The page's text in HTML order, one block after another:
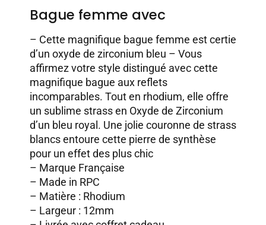
Bague femme avec
– Cette magnifique bague femme est certie
d’un oxyde de zirconium bleu – Vous
affirmez votre style distingué avec cette
magnifique bague aux reflets
incomparables. Tout en rhodium, elle offre
un sublime strass en Oxyde de Zirconium
d’un bleu royal. Une jolie couronne de strass
blancs entoure cette pierre de synthèse
pour un effet des plus chic
– Marque Française
– Made in RPC
– Matière : Rhodium
– Largeur : 12mm